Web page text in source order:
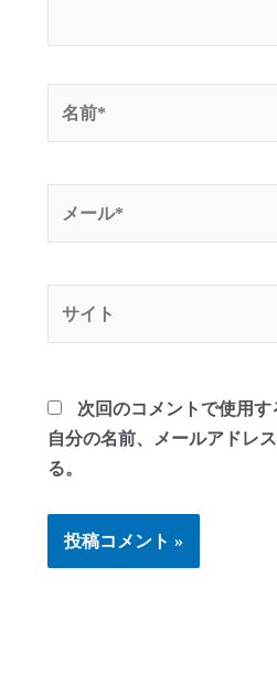
*
次回のコメントで使用
自分の名前、メールアドレ
る。